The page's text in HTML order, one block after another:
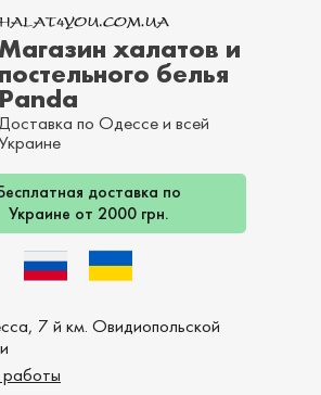
Магазин халатов и
постельного белья
Panda
по Одессе и всей
доставка по
Украине от 2000 грн.
7 й км. Овидиопольской